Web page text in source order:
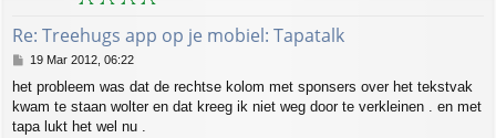
Re: Treehugs app op je mobiel: Tapatalk
P
s
t
19 Mar 2012, 06:22
het probleem was dat de rechtse kolom met sponsers over het tekstvak
kwam te staan wolter en dat kreeg ik niet weg door te verkleinen . en met
tapa lukt het wel nu .